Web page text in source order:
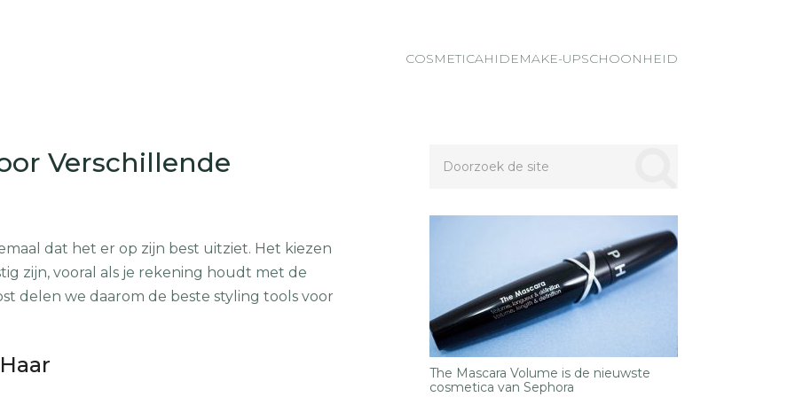
COSMETICAHIDEMAKE-UPSCHOONHEID
Verschillende
dat het er op zijn best uitziet. Het kiezen
zijn, vooral als je rekening houdt met de
delen we daarom de beste styling tools voor
The Mascara Volume is de nieuwste
cosmetica van Sephora